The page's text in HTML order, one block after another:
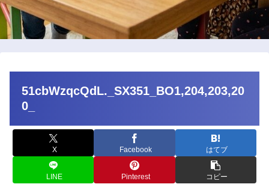
51cbWzqcQdL._SX351_BO1,204,203,20
0_
X Facebook はてブ
LINE Pinterest コピー